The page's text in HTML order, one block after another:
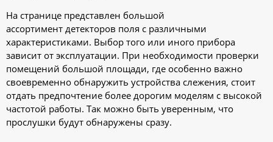
На странице представлен большой
ассортимент детекторов поля с различными
характеристиками. Выбор того или иного прибора
зависит от эксплуатации. При необходимости проверки
помещений большой площади, где особенно важно
своевременно обнаружить устройства слежения, стоит
отдать предпочтение более дорогим моделям с высокой
частотой работы. Так можно быть уверенным, что
прослушки будут обнаружены сразу.